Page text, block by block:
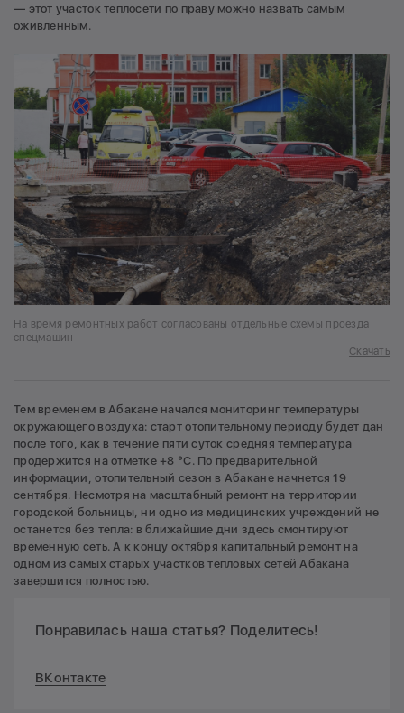
— этот участок теплосети по праву можно назвать самым
оживленным.
На время ремонтных работ согласованы отдельные схемы проезда
спецмашин
Скачать
Тем временем в Абакане начался мониторинг температуры
окружающего воздуха: старт отопительному периоду будет дан
после того, как в течение пяти суток средняя температура
продержится на отметке +8 °С. По предварительной
информации, отопительный сезон в Абакане начнется 19
сентября. Несмотря на масштабный ремонт на территории
городской больницы, ни одно из медицинских учреждений не
останется без тепла: в ближайшие дни здесь смонтируют
временную сеть. А к концу октября капитальный ремонт на
одном из самых старых участков тепловых сетей Абакана
завершится полностью.
Понравилась наша статья? Поделитесь!
ВКонтакте